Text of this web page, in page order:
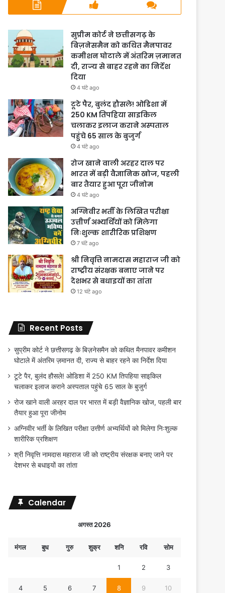
सुप्रीम कोर्ट ने छत्तीसगढ़ के
बिज़नेसमैन को कथित मैनपावर
कमीशन घोटाले में अंतरिम ज़मानत
दी, राज्य से बाहर रहने का निर्देश
दिया
4 घंटे ago
टूटे पैर, बुलंद हौसले! ओडिशा में
250 KM तिपहिया साइकिल
चलाकर इलाज कराने अस्पताल
पहुंचे 65 साल के बुजुर्ग
4 घंटे ago
रोज खाने वाली अरहर दाल पर
भारत में बड़ी वैज्ञानिक खोज, पहली
बार तैयार हुआ पूरा जीनोम
4 घंटे ago
अग्निवीर भर्ती के लिखित परीक्षा
उत्तीर्ण अभ्यर्थियों को मिलेगा
निःशुल्क शारीरिक प्रशिक्षण
7 घंटे ago
श्री निवृत्ति नामदास महाराज जी को
राष्ट्रीय संरक्षक बनाए जाने पर
देशभर से बधाइयों का तांता
12 घंटे ago
Recent Posts
सुप्रीम कोर्ट ने छत्तीसगढ़ के बिज़नेसमैन को कथित मैनपावर कमीशन
घोटाले में अंतरिम ज़मानत दी, राज्य से बाहर रहने का निर्देश दिया
टूटे पैर, बुलंद हौसले! ओडिशा में 250 KM तिपहिया साइकिल
चलाकर इलाज कराने अस्पताल पहुंचे 65 साल के बुजुर्ग
रोज खाने वाली अरहर दाल पर भारत में बड़ी वैज्ञानिक खोज, पहली बार
तैयार हुआ पूरा जीनोम
अग्निवीर भर्ती के लिखित परीक्षा उत्तीर्ण अभ्यर्थियों को मिलेगा निःशुल्क
शारीरिक प्रशिक्षण
श्री निवृत्ति नामदास महाराज जी को राष्ट्रीय संरक्षक बनाए जाने पर
देशभर से बधाइयों का तांता
Calendar
अगस्त 2026
मंगल बुध गुरु शुक्र शनि रवि सोम
1 2 3
4 5 6 7 8 9 10